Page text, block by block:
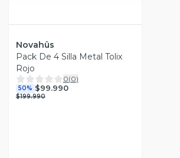
Novahûs
Pack De 4 Silla Metal Tolix
Rojo
0(0)
50% $99.990
$199.990